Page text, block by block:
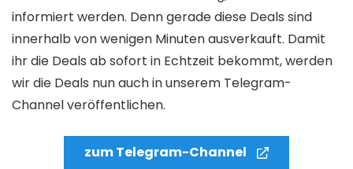
informiert werden. Denn gerade diese Deals sind
innerhalb von wenigen Minuten ausverkauft. Damit
ihr die Deals ab sofort in Echtzeit bekommt, werden
wir die Deals nun auch in unserem Telegram-
Channel veröffentlichen.
zum Telegram-Channel